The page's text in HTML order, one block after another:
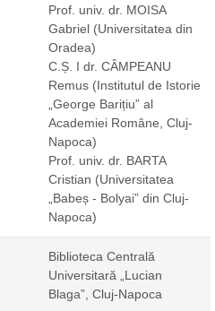
Prof. univ. dr. MOISA
Gabriel (Universitatea din
Oradea)
C.Ș. I dr. CÂMPEANU
Remus (Institutul de Istorie
„George Barițiu” al
Academiei Române, Cluj-
Napoca)
Prof. univ. dr. BARTA
Cristian (Universitatea
„Babeș - Bolyai” din Cluj-
Napoca)
Biblioteca Centrală
Universitară „Lucian
Blaga”, Cluj-Napoca